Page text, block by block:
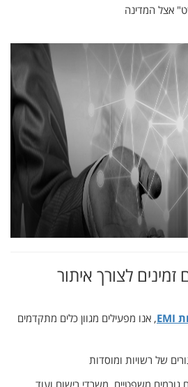
אצל המדינה
זמינים לצורך איתור
EMI
, אנו מפעילים מגוון כלים מתקדמים
של רשויות ומוסדות
גורמים משפטיים, משרדי רישום ועוד